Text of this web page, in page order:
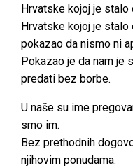
Hrvatske kojoj je stalo
Hrvatske kojoj je
pokazao da nismo ni
Pokazao je da nam je
predati bez borbe.
U naše su ime
smo im.
Bez prethodnih
njihovim ponudama.